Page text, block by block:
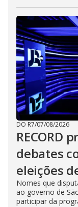
DO R7/07/08/2026
RECORD
debates
eleições
Nomes que
ao governo de
participar da